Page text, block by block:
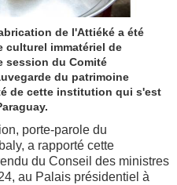
de l'Attiéké a été
culturel immatériel de
session du Comité
du patrimoine
de cette institution qui s'est
porte-parole du
a rapporté cette
du Conseil des ministres
au Palais présidentiel à